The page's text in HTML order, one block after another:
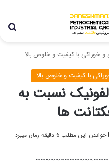
و خوراکی با کیفیت و خلوص بالا
با کیفیت و خلوص بالا
نسبت به
ها
خواندن این مطلب 6 دقیقه زمان میبرد
مجموعه پتروشیمی دانشمند
در حال فعالیت می باشد.